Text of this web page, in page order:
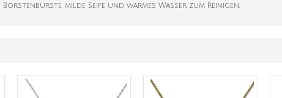
Borstenbürste, milde Seife und warmes Wasser zum Reinigen.